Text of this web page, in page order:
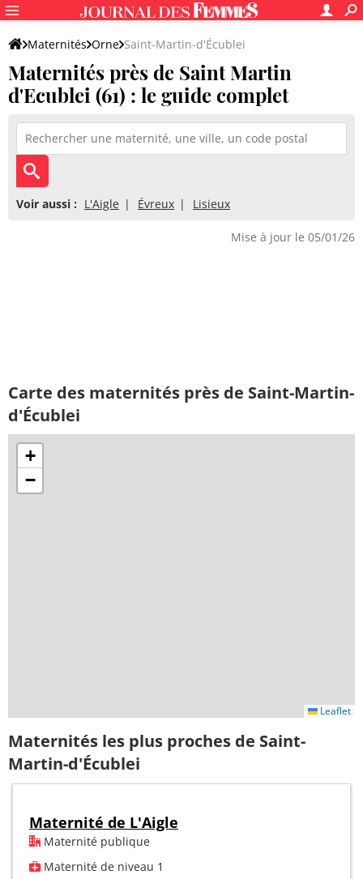
Maternités Orne Saint-Martin-d'Écublei
Maternités près de Saint Martin
d'Ecublei (61) : le guide complet
Voir aussi : L'Aigle Évreux Lisieux
Mise à jour le 05/01/26
Carte des maternités près de Saint-Martin-
d'Écublei
+
−
Leaflet
Maternités les plus proches de Saint-
Martin-d'Écublei
Maternité de L'Aigle
Maternité publique
Maternité de niveau 1